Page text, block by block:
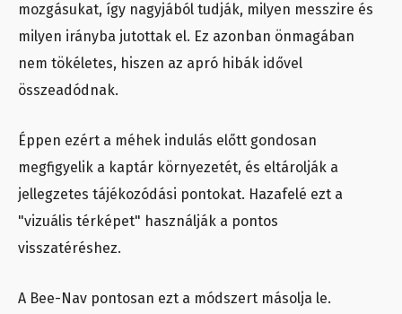
mozgásukat, így nagyjából tudják, milyen messzire és
milyen irányba jutottak el. Ez azonban önmagában
nem tökéletes, hiszen az apró hibák idővel
összeadódnak.
Éppen ezért a méhek indulás előtt gondosan
megfigyelik a kaptár környezetét, és eltárolják a
jellegzetes tájékozódási pontokat. Hazafelé ezt a
"vizuális térképet" használják a pontos
visszatéréshez.
A Bee-Nav pontosan ezt a módszert másolja le.